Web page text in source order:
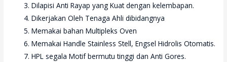
Dilapisi Anti Rayap yang Kuat dengan kelembapan.
Dikerjakan Oleh Tenaga Ahli dibidangnya
Memakai bahan Multipleks Oven
Memakai Handle Stainless Stell, Engsel Hidrolis Otomatis.
HPL segala Motif bermutu tinggi dan Anti Gores.